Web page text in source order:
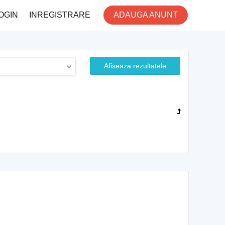
ADAUGA ANUNT
INREGISTRARE
Afiseaza rezultatele